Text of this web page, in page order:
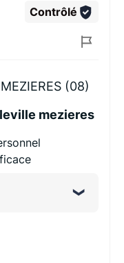
Contrôlé
(08)
mezieres